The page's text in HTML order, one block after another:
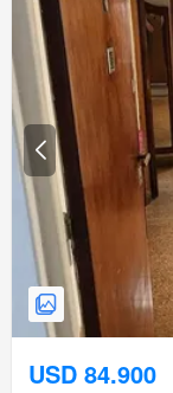
USD 84.900